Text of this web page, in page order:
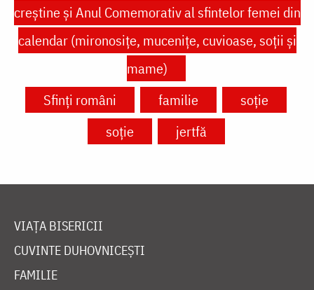
creștine și Anul Comemorativ al sfintelor femei din
calendar (mironosițe, mucenițe, cuvioase, soții și
mame)
Sfinți români
familie
soție
soție
jertfă
VIAȚA BISERICII
CUVINTE DUHOVNICEȘTI
FAMILIE